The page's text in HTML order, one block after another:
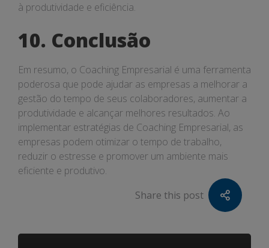
à produtividade e eficiência.
10. Conclusão
Em resumo, o Coaching Empresarial é uma ferramenta
poderosa que pode ajudar as empresas a melhorar a
gestão do tempo de seus colaboradores, aumentar a
produtividade e alcançar melhores resultados. Ao
implementar estratégias de Coaching Empresarial, as
empresas podem otimizar o tempo de trabalho,
reduzir o estresse e promover um ambiente mais
eficiente e produtivo.
Share this post